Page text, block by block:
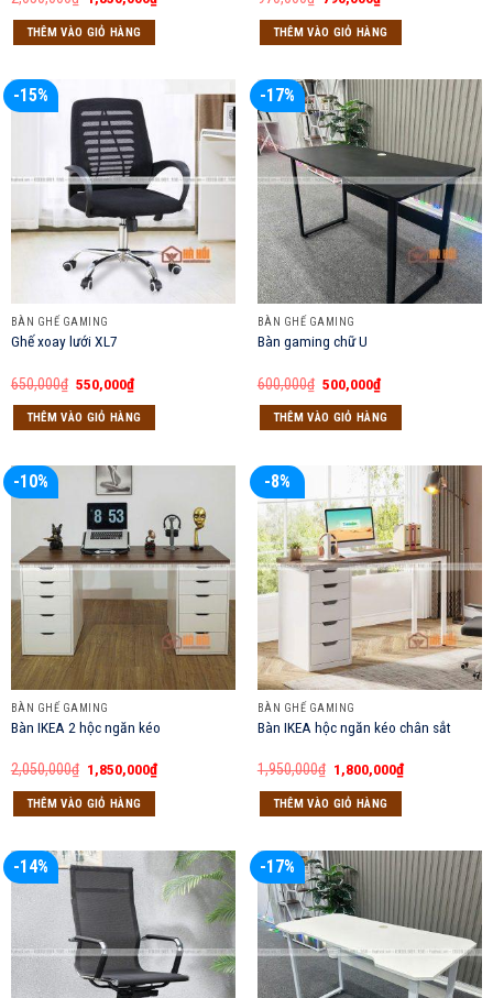
gốc
là:
2,050,000₫.
hiện
THÊM VÀO GIỎ HÀNG
là:
970,000₫.
hiện
tại
là:
THÊM VÀO GIỎ HÀNG
-15%
BÀN GHẾ GAMING
Ghế xoay lưới XL7
650,000₫ Giá
gốc
là:
650,000₫.
550,000₫Giá
hiện
tại
là:
THÊM VÀO GIỎ HÀNG
-17%
BÀN GHẾ GAMING
Bàn gaming chữ U
600,000₫ Giá
gốc
là:
600,000₫.
500,000₫Giá
hiện
tại
là:
THÊM VÀO GIỎ HÀNG
-10%
BÀN GHẾ GAMING
Bàn IKEA 2 hộc ngăn kéo
2,050,000₫ Giá
gốc
là:
2,050,000₫.
1,850,000₫Giá
hiện
THÊM VÀO GIỎ HÀNG
-8%
BÀN GHẾ GAMING
Bàn IKEA hộc ngăn kéo chân sắt
1,950,000₫ Giá
gốc
là:
1,950,000₫.
1,800,000₫Giá
hiện
THÊM VÀO GIỎ HÀNG
-14% -17%